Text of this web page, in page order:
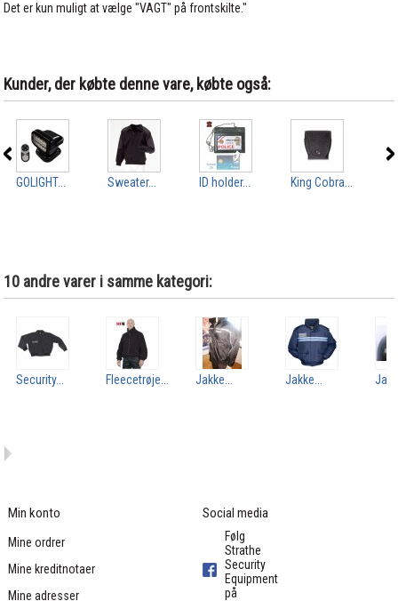
Det er kun muligt at vælge "VAGT" på frontskilte."
Kunder, der købte denne vare, købte også:
GOLIGHT... Sweater... ID holder... King Cobra...
10 andre varer i samme kategori:
Security... Fleecetrøje... Jakke... Jakke...
Min konto
Mine ordrer
Mine kreditnotaer
Mine adresser
Social media
Følg
Strathe
Security
Equipment
på